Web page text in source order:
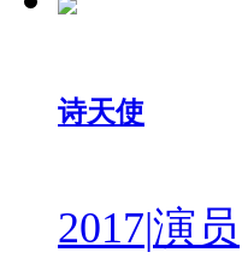
诗天使
2017|演员